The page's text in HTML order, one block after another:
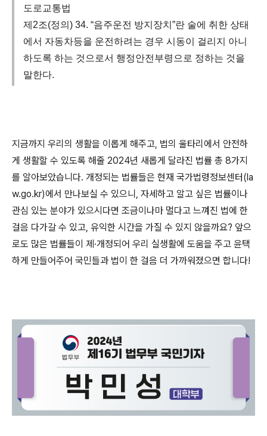
도로교통법
제2조(정의) 34. “음주운전 방지장치”란 술에 취한 상태
에서 자동차등을 운전하려는 경우 시동이 걸리지 아니
하도록 하는 것으로서 행정안전부령으로 정하는 것을
말한다.
지금까지 우리의 생활을 이롭게 해주고, 법의 울타리에서 안전하
게 생활할 수 있도록 해줄 2024년 새롭게 달라진 법률 총 8가지
를 알아보았습니다. 개정되는 법률들은 현재 국가법령정보센터(la
w.go.kr)에서 만나보실 수 있으니 , 자세하고 알고 싶은 법률이나
관심 있는 분야가 있으시다면 조금이나마 멀다고 느껴진 법에 한
걸음 다가갈 수 있고, 유익한 시간을 가질 수 있지 않을까요? 앞으
로도 많은 법률들이 제 ·개정되어 우리 실생활에 도움을 주고 윤택
하게 만들어주어 국민들과 법이 한 걸음 더 가까워졌으면 합니다!